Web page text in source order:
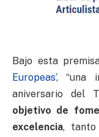
Bajo esta
Europeas’, “una
aniversario del
objetivo de
excelencia, tanto